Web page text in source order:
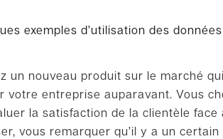
exemples d’utilisation des données
un nouveau produit sur le marché
votre entreprise auparavant. Vous
la satisfaction de la clientèle
vous remarquer qu’il y a un